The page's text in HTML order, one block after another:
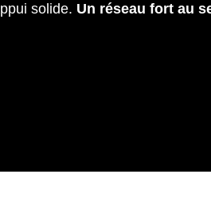
solide. Un réseau fort au